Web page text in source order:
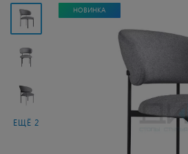
ЕЩЁ 2
НОВИНКА